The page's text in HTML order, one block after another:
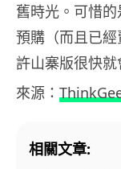
舊時光。可惜
預購（而且已
許山寨版很快就
來源：
相關文章: